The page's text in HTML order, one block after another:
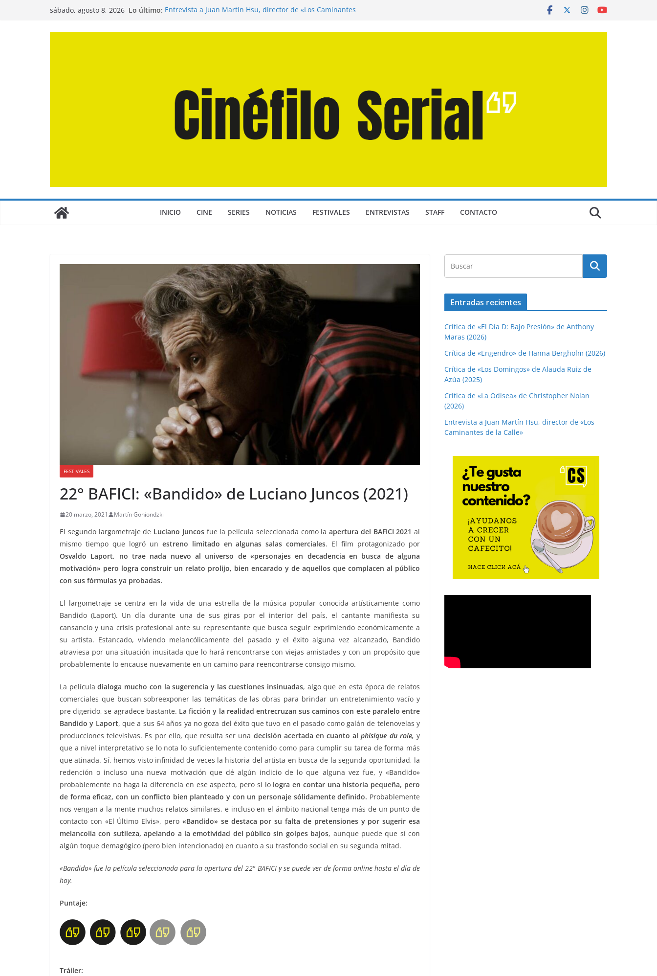
sábado, agosto 8, 2026 Lo último: Entrevista a Juan Martín Hsu, director de «Los Caminantes
INICIO CINE SERIES NOTICIAS FESTIVALES ENTREVISTAS STAFF CONTACTO
FESTIVALES
22° BAFICI: «Bandido» de Luciano Juncos (2021)
20 marzo, 2021 Martín Goniondzki
El segundo largometraje de Luciano Juncosfue la película seleccionada como la apertura del BAFICI 2021 al
mismo tiempo que logró un estreno limitado en algunas salas comerciales. El film protagonizado por
Osvaldo Laport, no trae nada nuevo al universo de «personajes en decadencia en busca de alguna
motivación» pero logra construir un relato prolijo, bien encarado y de aquellos que complacen al público
con sus fórmulas ya probadas.
El largometraje se centra en la vida de una estrella de la música popular conocida artísticamente como
Bandido (Laport). Un día durante una de sus giras por el interior del país, el cantante manifiesta su
cansancio y una crisis profesional ante su representante que busca seguir exprimiendo económicamente a
su artista. Estancado, viviendo melancólicamente del pasado y el éxito alguna vez alcanzado, Bandido
atraviesa por una situación inusitada que lo hará rencontrarse con viejas amistades y con un propósito que
probablemente lo encause nuevamente en un camino para reencontrarse consigo mismo.
La películadialoga mucho con la sugerencia y las cuestiones insinuadas, algo que en esta época de relatos
comerciales que buscan sobreexponer las temáticas de las obras para brindar un entretenimiento vacío y
pre digerido, se agradece bastante. La ficción y la realidad entrecruzan sus caminos con este paralelo entre
Bandido y Laport, que a sus 64 años ya no goza del éxito que tuvo en el pasado como galán de telenovelas y
producciones televisivas. Es por ello, que resulta ser una decisión acertada en cuanto alphisique du role, y
que a nivel interpretativo se lo nota lo suficientemente contenido como para cumplir su tarea de forma más
que atinada. Sí, hemos visto infinidad de veces la historia del artista en busca de la segunda oportunidad, la
redención o incluso una nueva motivación que dé algún indicio de lo que alguna vez fue, y «Bandido»
probablemente no haga la diferencia en ese aspecto, pero sí lo logra en contar una historia pequeña, pero
de forma eficaz, con un conflicto bien planteado y con un personaje sólidamente definido. Probablemente
nos vengan a la mente muchos relatos similares, e incluso en el ámbito nacional tenga más de un punto de
contacto con «El Último Elvis», pero «Bandido» se destaca por su falta de pretensiones y por sugerir esa
melancolía con sutileza, apelando a la emotividad del público sin golpes bajos, aunque puede que sí con
algún toque demagógico (pero bien intencionado) en cuanto a su trasfondo social en su segunda mitad.
«Bandido» fue la película seleccionada para la apertura del 22° BAFICI y se puede ver de forma online hasta el día de
hoy.
Puntaje:
Tráiler:
Entradas recientes
Crítica de «El Día D: Bajo Presión» de Anthony
Maras (2026)
Crítica de «Engendro» de Hanna Bergholm (2026)
Crítica de «Los Domingos» de Alauda Ruiz de
Azúa (2025)
Crítica de «La Odisea» de Christopher Nolan
(2026)
Entrevista a Juan Martín Hsu, director de «Los
Caminantes de la Calle»